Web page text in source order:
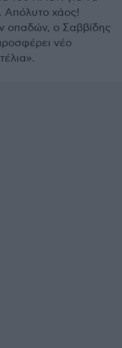
Απόλυτο χάος!
οπαδών, ο Σαββίδης
νέο